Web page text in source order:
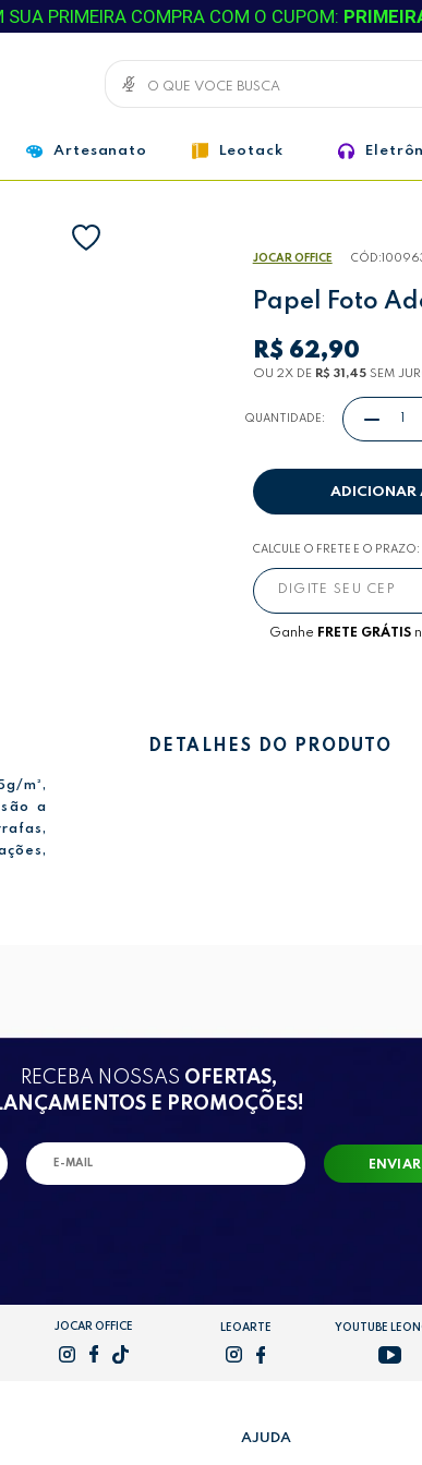
SUA PRIMEIRA COMPRA COM O CUPOM:
Artesanato Leotack
JOCAR OFFICE CÓD:
Papel Foto
R$ 62,90
OU 2XDE R$ 31,45SEM
QUANTIDADE:
ADICIONAR
CALCULE O FRETE E O PRAZO:
Ganhe FRETE GRÁTIS
m²,
a
DETALHES DO PRODUTO
RECEBA NOSSAS OFERTAS,
E PROMOÇÕES!
ENVIAR
JOCAR OFFICE LEOARTE YOUTUBE
AJUDA